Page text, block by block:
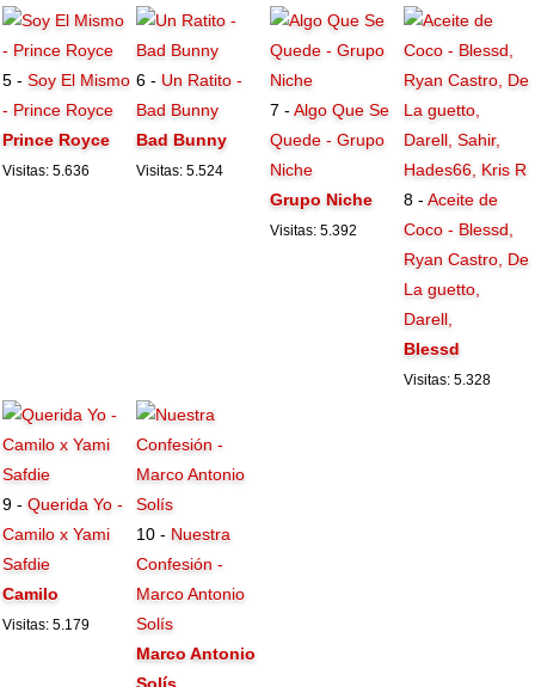
5 -Soy El Mismo
- Prince Royce
Prince Royce
Visitas: 5.636
6 - Un Ratito -
Bad Bunny
Bad Bunny
Visitas: 5.524
7 -Algo Que Se
Quede - Grupo
Niche
Grupo Niche
Visitas: 5.392
8 -Aceite de
Coco - Blessd,
Ryan Castro, De
La guetto,
Darell,
Blessd
Visitas: 5.328
9 -Querida Yo -
Camilo x Yami
Safdie
Camilo
Visitas: 5.179
10 - Nuestra
Confesión -
Marco Antonio
Solís
Marco Antonio